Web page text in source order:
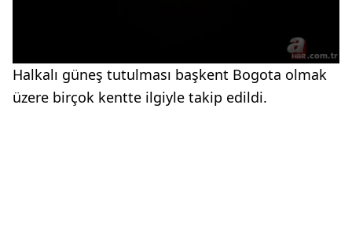
Halkalı güneş tutulması başkent Bogota olmak
üzere birçok kentte ilgiyle takip edildi.